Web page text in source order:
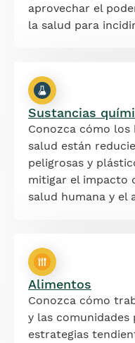
aprovechar el
la salud para
Sustancias
Conozca cómo los
salud están
peligrosas y
mitigar el impacto
salud humana y el
Alimentos
Conozca cómo
y las
estrategias